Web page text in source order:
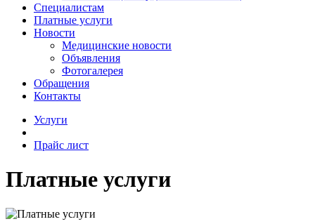
Специалистам
Платные услуги
Новости
Медицинские новости
Объявления
Фотогалерея
Обращения
Контакты
Услуги
Прайс лист
Платные услуги